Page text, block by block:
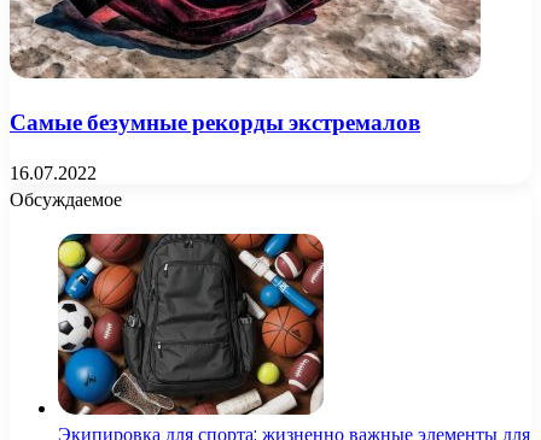
Самые безумные рекорды экстремалов
16.07.2022
Обсуждаемое